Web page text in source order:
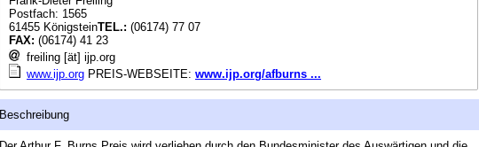
Postfach: 1565
61455 KönigsteinTEL.: (06174) 77 07
FAX: (06174) 41 23
freiling [ät] ijp.org
www.ijp.org PREIS-WEBSEITE: www.ijp.org/afburns ...
Beschreibung